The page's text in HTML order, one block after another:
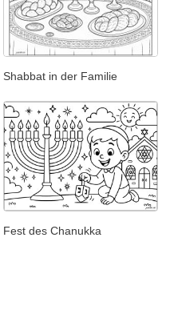
Shabbat in der Familie
Fest des Chanukka